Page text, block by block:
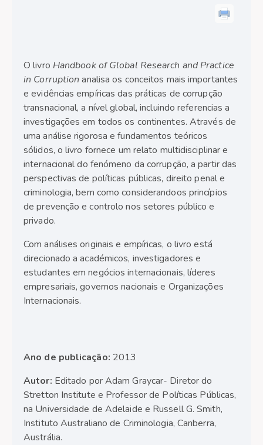
O livro Handbook of Global Research and Practice
in Corruption analisa os conceitos mais importantes
e evidências empíricas das práticas de corrupção
transnacional, a nível global, incluindo referencias a
investigações em todos os continentes. Através de
uma análise rigorosa e fundamentos teóricos
sólidos, o livro fornece um relato multidisciplinar e
internacional do fenómeno da corrupção, a partir das
perspectivas de políticas públicas, direito penal e
criminologia, bem como considerandoos princípios
de prevenção e controlo nos setores público e
privado.
Com análises originais e empíricas, o livro está
direcionado a académicos, investigadores e
estudantes em negócios internacionais, líderes
empresariais, governos nacionais e Organizações
Internacionais.
Ano de publicação: 2013
Autor: Editado por Adam Graycar- Diretor do
Stretton Institute e Professor de Políticas Públicas,
na Universidade de Adelaide e Russell G. Smith,
Instituto Australiano de Criminologia, Canberra,
Austrália.